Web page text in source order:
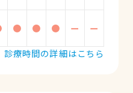
● ● ● ー
ー
診療時間の詳細はこちら